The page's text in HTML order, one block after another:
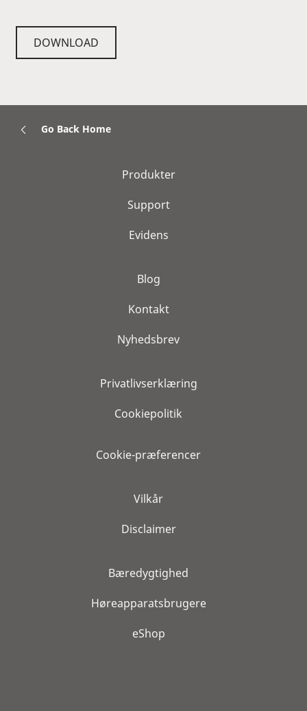
DOWNLOAD
Go Back Home
Produkter
Support
Evidens
Blog
Kontakt
Nyhedsbrev
Privatlivserklæring
Cookiepolitik
Cookie-præferencer
Vilkår
Disclaimer
Bæredygtighed
Høreapparatsbrugere
eShop